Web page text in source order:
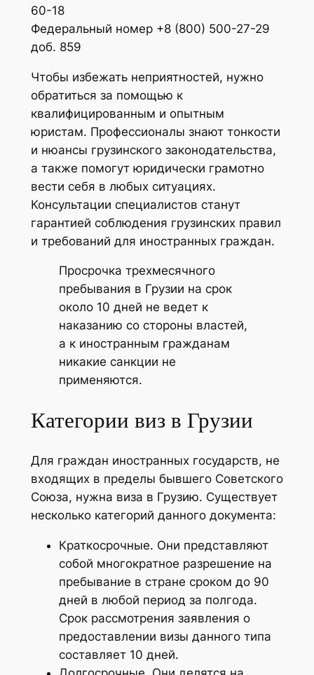
60-18
Федеральный номер +8 (800) 500-27-29
доб. 859
Чтобы избежать неприятностей, нужно
обратиться за помощью к
квалифицированным и опытным
юристам. Профессионалы знают тонкости
и нюансы грузинского законодательства,
а также помогут юридически грамотно
вести себя в любых ситуациях.
Консультации специалистов станут
гарантией соблюдения грузинских правил
и требований для иностранных граждан.
Просрочка трехмесячного
пребывания в Грузии на срок
около 10 дней не ведет к
наказанию со стороны властей,
а к иностранным гражданам
никакие санкции не
применяются.
Категории виз в Грузии
Для граждан иностранных государств, не
входящих в пределы бывшего Советского
Союза, нужна виза в Грузию. Существует
несколько категорий данного документа:
Краткосрочные. Они представляют
собой многократное разрешение на
пребывание в стране сроком до 90
дней в любой период за полгода.
Срок рассмотрения заявления о
предоставлении визы данного типа
составляет 10 дней.